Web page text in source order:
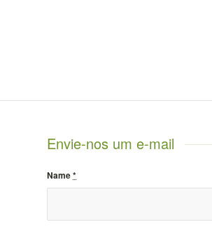
Envie-nos um e-mail
Name*